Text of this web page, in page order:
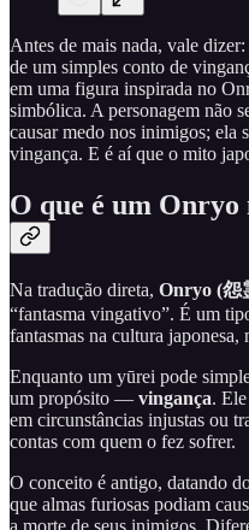
Antes de mais nada, vale dizer:
de um simples conto de
em uma figura inspirada no
simbólica. A personagem não
causar medo nos inimigos; ela
vingança. E é aí que o mito
O que é um
Na tradução direta, Onryo (怨
“fantasma vingativo”. É um
fantasmas na cultura
Enquanto um yūrei pode
um propósito — vingança.
em circunstâncias injustas ou
contas com quem o fez sofrer.
O conceito é antigo, datando
que almas furiosas podiam